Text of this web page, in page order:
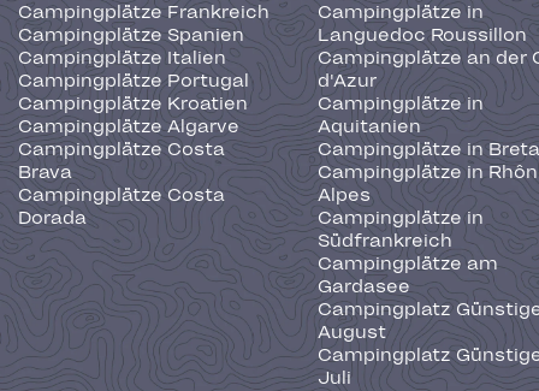
Campingplätze Frankreich
Campingplätze Spanien
Campingplätze Italien
Campingplätze Portugal
Campingplätze Kroatien
Campingplätze Algarve
Campingplätze Costa
Brava
Campingplätze Costa
Dorada
Campingplätze in
Languedoc Roussillon
Campingplätze an der
d'Azur
Campingplätze in
Aquitanien
Campingplätze in
Campingplätze in
Alpes
Campingplätze in
Südfrankreich
Campingplätze am
Gardasee
Campingplatz
August
Campingplatz
Juli